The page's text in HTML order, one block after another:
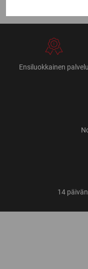
Ensiluokkainen palvelu
14